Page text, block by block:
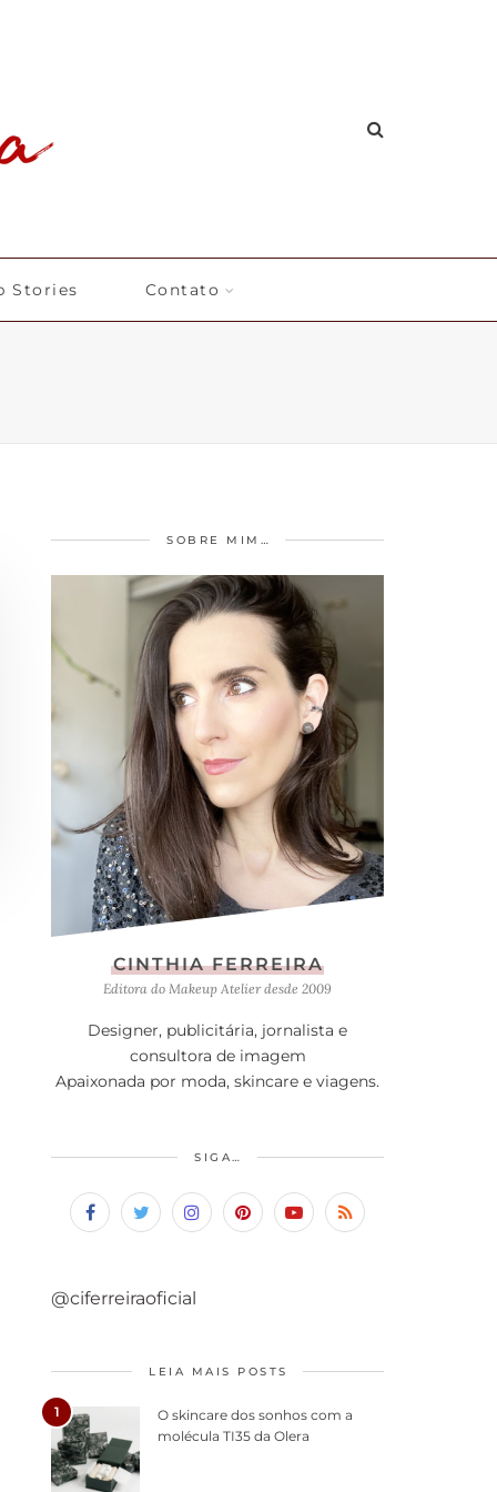
Stories Contato
SOBRE MIM…
CINTHIA FERREIRA
Editora do Makeup Atelier desde 2009
Designer, publicitária, jornalista e
consultora de imagem
Apaixonada por moda, skincare e viagens.
SIGA…
@ciferreiraoficial
LEIA MAIS POSTS
1
O skincare dos sonhos com a
molécula TI35 da Olera